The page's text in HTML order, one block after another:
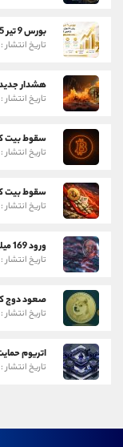
تاریخ انتشار : ۹ تیر
هشدار
تاریخ انتشار : ۲۷ اردیبهشت
سقوط بیت کوین
تاریخ انتشار : ۲۸ اردیبهشت
سقوط بیت کوین
تاریخ انتشار : ۲۶ اردیبهشت
ورود 169 میلیون دلار سرمایه به ETF های بیت کوین و اتریوم
تاریخ انتشار : ۲۷ تیر
صعود دوج کوین
تاریخ انتشار : ۲۰ اردیبهشت
اتریوم حمایت 2088 دلار را
تاریخ انتشار : ۲۹ اردیبهشت